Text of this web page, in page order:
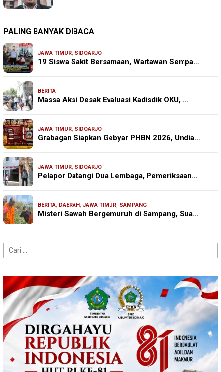
PALING BANYAK DIBACA
JAWA TIMUR, SIDOARJO
19 Siswa Sakit Bersamaan, Wartawan Sempa…
BERITA
Massa Aksi Desak Evaluasi Kadisdik OKU, …
JAWA TIMUR, SIDOARJO
Grabagan Siapkan Gebyar PHBN 2026, Undia…
JAWA TIMUR, SIDOARJO
Pelapor Datangi Dua Lembaga, Pemeriksaan…
BERITA, DAERAH, JAWA TIMUR, SAMPANG
Misteri Sawah Bergemuruh di Sampang, Sua…
Cari
untuk: